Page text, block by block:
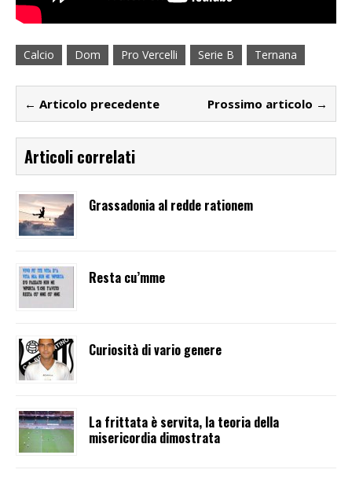
Calcio Dom Pro Vercelli Serie B Ternana
← Articolo precedente Prossimo articolo →
Articoli correlati
Grassadonia al redde rationem
Resta cu’mme
Curiosità di vario genere
La frittata è servita, la teoria della
misericordia dimostrata